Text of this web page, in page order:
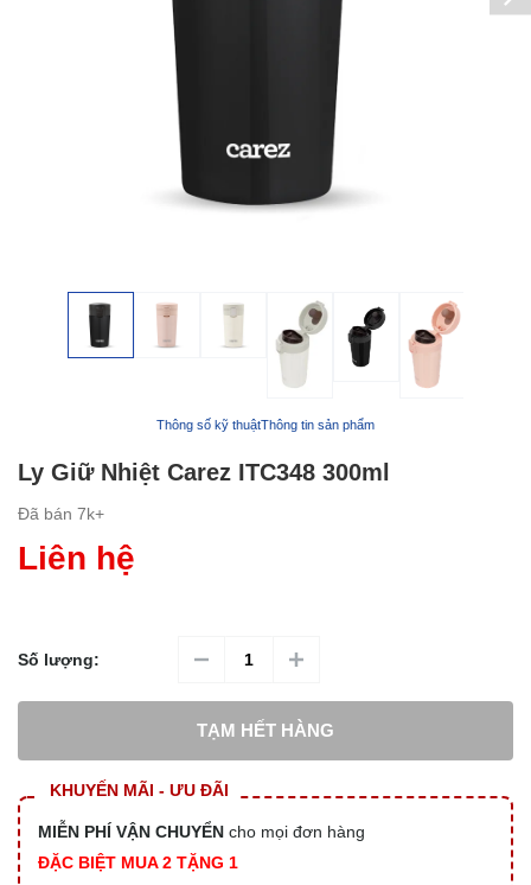
Thông số kỹ thuậtThông tin sản phẩm
Ly Giữ Nhiệt Carez ITC348 300ml
Đã bán 7k+
Liên hệ
Số lượng:
TẠM HẾT HÀNG
KHUYẾN MÃI - ƯU ĐÃI
MIỄN PHÍ VẬN CHUYỂN cho mọi đơn hàng
ĐẶC BIỆT MUA 2 TẶNG 1